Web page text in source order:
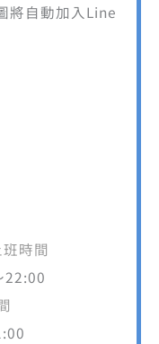
將自動加入Line
時間
22:00